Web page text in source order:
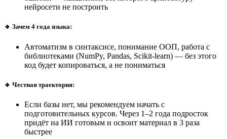
нейросети не построить
🔹 Зачем 4 года языка:
Автоматизм в синтаксисе, понимание ООП, работа с
библиотеками (NumPy, Pandas, Scikit-learn) — без этого
код будет копироваться, а не пониматься
🔹 Честная траектория:
Если базы нет, мы рекомендуем начать с
подготовительных курсов. Через 1–2 года подросток
придёт на ИИ готовым и освоит материал в 3 раза
быстрее